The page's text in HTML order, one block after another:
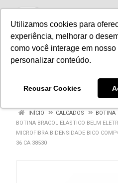
Utilizamos cookies para
experiência, melhorar o
como você interage em nosso
personalizar conteúdo.
Recusar Cookies
INÍCIO CALCADOS
BOTINA
BOTINA BRACOL ELASTICO BELM
MICROFIBRA BIDENSIDADE BICO
36 CA 38530